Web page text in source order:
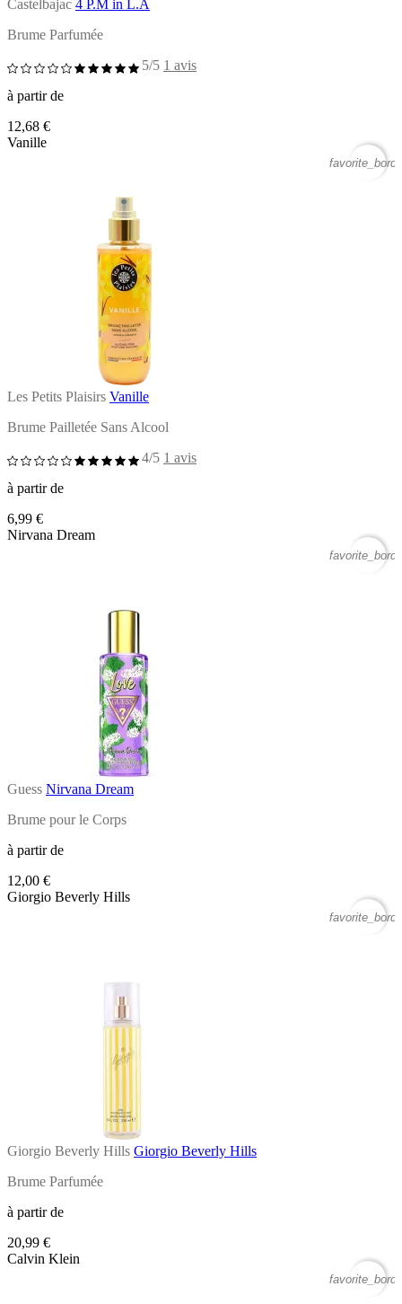
Castelbajac 4 P.M in L.A
Brume Parfumée
5/5 1 avis
à partir de
12,68 €
Vanille
Les Petits Plaisirs Vanille
Brume Pailletée Sans Alcool
4/5 1 avis
à partir de
6,99 €
Nirvana Dream
Guess Nirvana Dream
Brume pour le Corps
à partir de
12,00 €
Giorgio Beverly Hills
Giorgio Beverly Hills Giorgio Beverly Hills
Brume Parfumée
à partir de
20,99 €
Calvin Klein